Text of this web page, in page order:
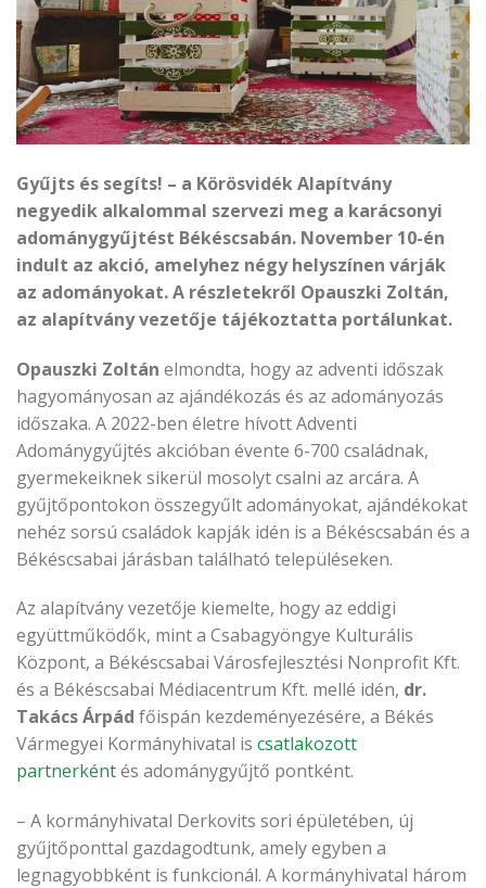
Gyűjts és segíts! – a Körösvidék Alapítvány
negyedik alkalommal szervezi meg a karácsonyi
adománygyűjtést Békéscsabán. November 10-én
indult az akció, amelyhez négy helyszínen várják
az adományokat. A részletekről Opauszki Zoltán,
az alapítvány vezetője tájékoztatta portálunkat.
Opauszki Zoltán elmondta, hogy az adventi időszak
hagyományosan az ajándékozás és az adományozás
időszaka. A 2022-ben életre hívott Adventi
Adománygyűjtés akcióban évente 6-700 családnak,
gyermekeiknek sikerül mosolyt csalni az arcára. A
gyűjtőpontokon összegyűlt adományokat, ajándékokat
nehéz sorsú családok kapják idén is a Békéscsabán és a
Békéscsabai járásban található településeken.
Az alapítvány vezetője kiemelte, hogy az eddigi
együttműködők, mint a Csabagyöngye Kulturális
Központ, a Békéscsabai Városfejlesztési Nonprofit Kft.
és a Békéscsabai Médiacentrum Kft. mellé idén, dr.
Takács Árpád főispán kezdeményezésére, a Békés
Vármegyei Kormányhivatal is csatlakozott
partnerkéntés adománygyűjtő pontként.
– A kormányhivatal Derkovits sori épületében, új
gyűjtőponttal gazdagodtunk, amely egyben a
legnagyobbként is funkcionál. A kormányhivatal három